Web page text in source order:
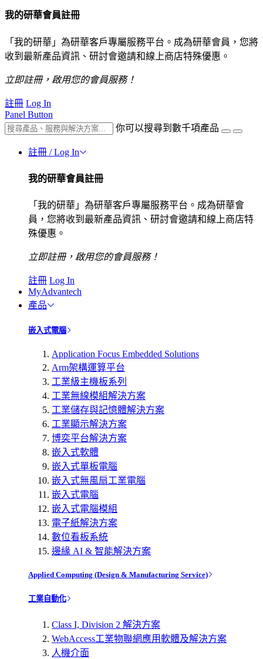
我的研華會員註冊
「我的研華」為研華客戶專屬服務平台。成為研華會員，您將
收到最新產品資訊、研討會邀請和線上商店特殊優惠。
立即註冊，啟用您的會員服務！
註冊 Log In
Panel Button
你可以搜尋到數千項產品
註冊 / Log In
我的研華會員註冊
「我的研華」為研華客戶專屬服務平台。成為研華會
員，您將收到最新產品資訊、研討會邀請和線上商店特
殊優惠。
立即註冊，啟用您的會員服務！
註冊 Log In
MyAdvantech
產品
嵌入式電腦
Application Focus Embedded Solutions
Arm架構運算平台
工業級主機板系列
工業無線模組解決方案
工業儲存與記憶體解決方案
工業顯示解決方案
博奕平台解決方案
嵌入式軟體
嵌入式單板電腦
嵌入式無風扇工業電腦
嵌入式電腦
嵌入式電腦模組
電子紙解決方案
數位看板系統
邊緣 AI & 智能解決方案
Applied Computing (Design & Manufacturing Service)
工業自動化
Class I, Division 2 解決方案
WebAccess工業物聯網應用軟體及解決方案
人機介面